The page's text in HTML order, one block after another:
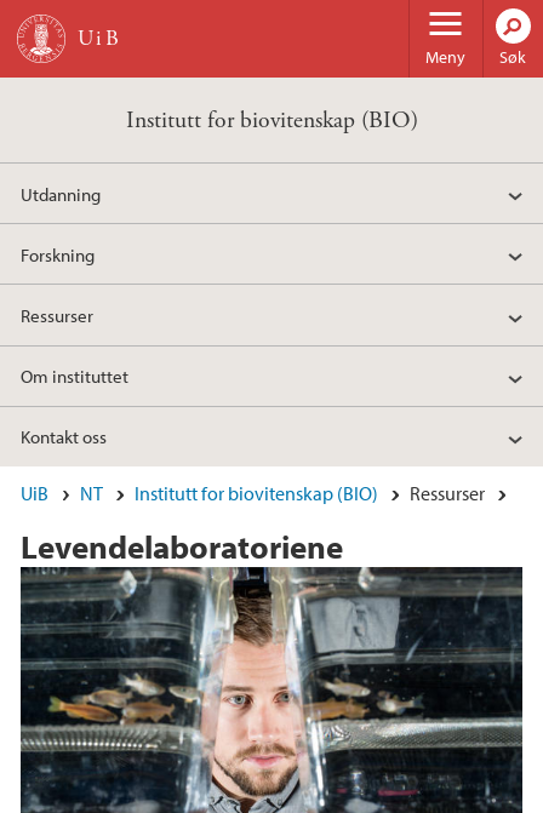
Hopp til hovedinnhold
Meny Søk
Institutt for biovitenskap (BIO)
Utdanning
Forskning
Ressurser
Om instituttet
Kontakt oss
UiB NT Institutt for biovitenskap (BIO) Ressurser
Levendelaboratoriene